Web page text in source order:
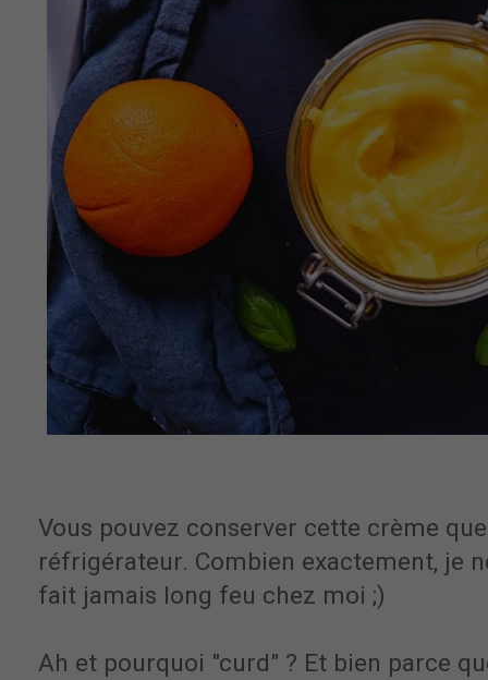
Vous pouvez conserver cette crème
réfrigérateur. Combien exactement, je
fait jamais long feu chez moi ;)
Ah et pourquoi "curd" ? Et bien parce